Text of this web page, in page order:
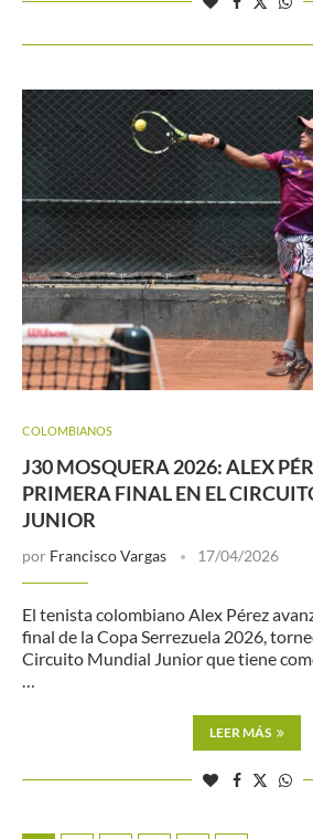
COLOMBIANOS
J30 MOSQUERA 2026: ALEX
PRIMERA FINAL EN EL
JUNIOR
por Francisco Vargas 17/04/2026
El tenista colombiano Alex Pérez
final de la Copa Serrezuela 2026,
Circuito Mundial Junior que tiene
…
LEER MÁS